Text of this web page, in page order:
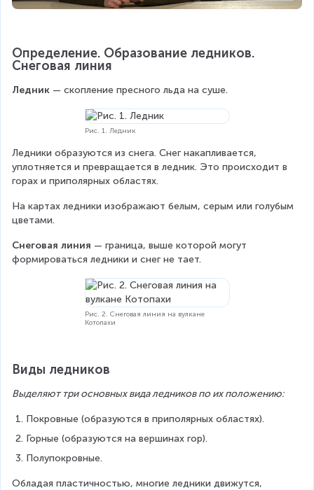
Определение. Образование ледников.
Снеговая линия
Ледник — скопление пресного льда на суше.
Рис. 1. Ледник
Ледники образуются из снега. Снег накапливается,
уплотняется и превращается в ледник. Это происходит в
горах и приполярных областях.
На картах ледники изображают белым, серым или голубым
цветами.
Снеговая линия — граница, выше которой могут
формироваться ледники и снег не тает.
Рис. 2. Снеговая линия на вулкане
Котопахи
Виды ледников
Выделяют три основных вида ледников по их положению:
Покровные (образуются в приполярных областях).
Горные (образуются на вершинах гор).
Полупокровные.
Обладая пластичностью, многие ледники движутся,